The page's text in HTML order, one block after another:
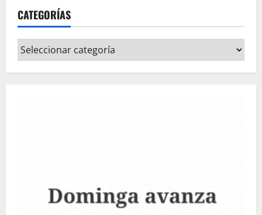
CATEGORÍAS
Categorías